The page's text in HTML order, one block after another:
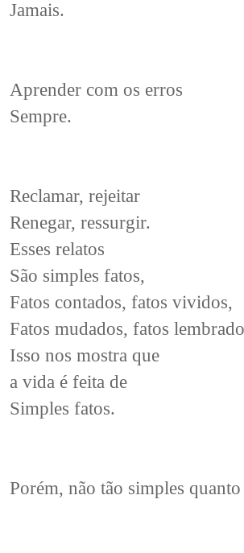
Jamais.
Aprender com os erros
Sempre.
Reclamar, rejeitar
Renegar, ressurgir.
Esses relatos
São simples fatos,
Fatos contados, fatos vividos,
Fatos mudados, fatos
Isso nos mostra que
a vida é feita de
Simples fatos.
Porém, não tão simples